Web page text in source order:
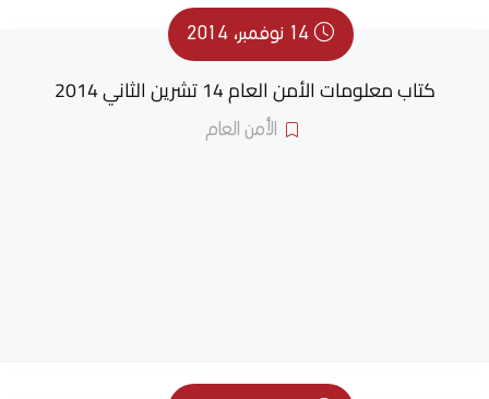
14 نوفمبر، 2014
كتاب معلومات الأمن العام 14 تشرين الثاني 2014
الأمن العام